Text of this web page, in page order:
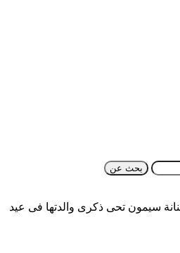
بحث عن
سيمون تحى ذكرى والدتها فى عيد